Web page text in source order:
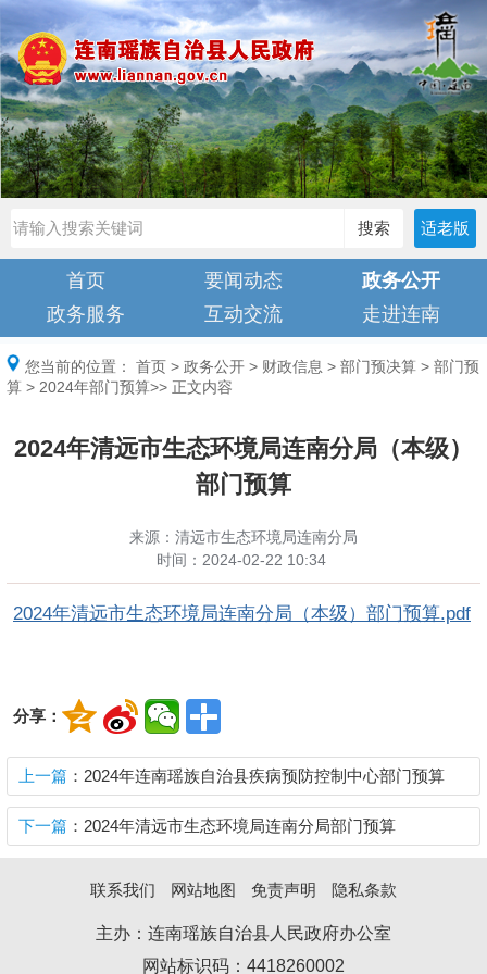
搜索 适老版
首页 要闻动态
政务公开
政务服务
互动交流 走进连南
您当前的位置： 首页 > 政务公开 > 财政信息 > 部门预决算 > 部门预
算 > 2024年部门预算>> 正文内容
2024年清远市生态环境局连南分局（本级）
部门预算
来源：清远市生态环境局连南分局
时间： 2024-02-22 10:34
2024年清远市生态环境局连南分局（本级）部门预算.pdf
分享：
上一篇 ：2024年连南瑶族自治县疾病预防控制中心部门预算
下一篇 ：2024年清远市生态环境局连南分局部门预算
联系我们 网站地图 免责声明 隐私条款
主办：连南瑶族自治县人民政府办公室
网站标识码：4418260002